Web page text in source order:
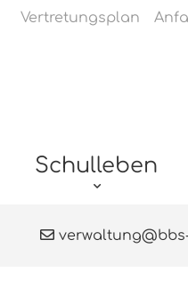
Navigation
Vertretungsplan
Schulleben